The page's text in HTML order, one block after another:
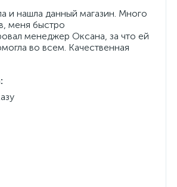
и нашла данный магазин. Много
меня быстро
менеджер Оксана, за что ей
во всем. Качественная